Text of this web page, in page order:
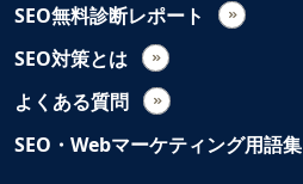
SEO無料診断レポート
SEO対策とは
よくある質問
SEO・Webマーケティング用語集